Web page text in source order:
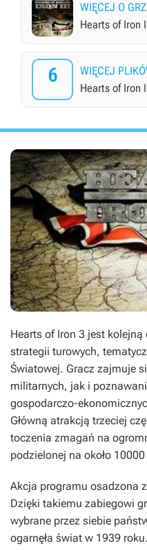
WIĘCEJ O
Hearts of Iron
6
WIĘCEJ
Hearts of Iron
Hearts of Iron 3 jest kolejną
strategii turowych,
Światowej. Gracz zajmuje
militarnych, jak i
gospodarczo-
Główną atrakcją trzeciej
toczenia zmagań na
podzielonej na około
Akcja programu osadzona
Dzięki takiemu zabiegowi
wybrane przez siebie
ogarnęła świat w 1939